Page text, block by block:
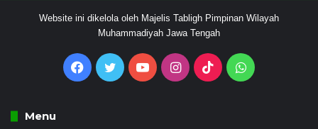
Website ini dikelola oleh Majelis Tabligh Pimpinan Wilayah
Muhammadiyah Jawa Tengah
Facebook
Twitter YouTubeInstagram
TikTokWhatsApp
Menu